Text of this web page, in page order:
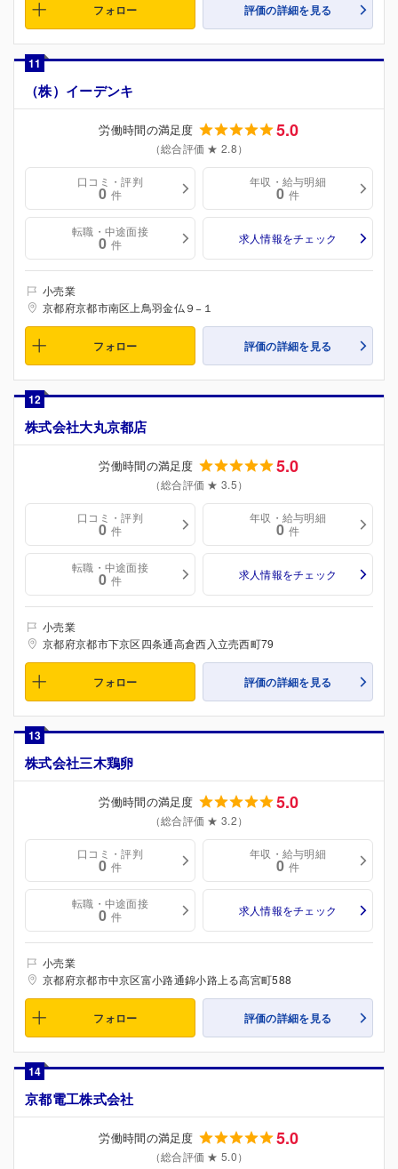
フォロー 評価の詳細を見る
11
（株）イーデンキ
労働時間の満足度 5.0
（総合評価 ★ 2.8）
口コミ・評判
0 件
年収・給与明細
0 件
転職・中途面接
0 件 求人情報をチェック
小売業
京都府京都市南区上鳥羽金仏９−１
フォロー 評価の詳細を見る
12
株式会社大丸京都店
労働時間の満足度 5.0
（総合評価 ★ 3.5）
口コミ・評判
0 件
年収・給与明細
0 件
転職・中途面接
0 件 求人情報をチェック
小売業
京都府京都市下京区四条通高倉西入立売西町79
フォロー 評価の詳細を見る
13
株式会社三木鶏卵
労働時間の満足度 5.0
（総合評価 ★ 3.2）
口コミ・評判
0 件
年収・給与明細
0 件
転職・中途面接
0 件 求人情報をチェック
小売業
京都府京都市中京区富小路通錦小路上る高宮町588
フォロー 評価の詳細を見る
14
京都電工株式会社
労働時間の満足度 5.0
（総合評価 ★ 5.0）